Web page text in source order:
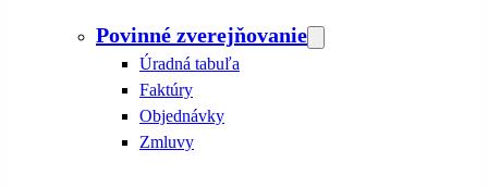
Povinné zverejňovanie
Úradná tabuľa
Faktúry
Objednávky
Zmluvy